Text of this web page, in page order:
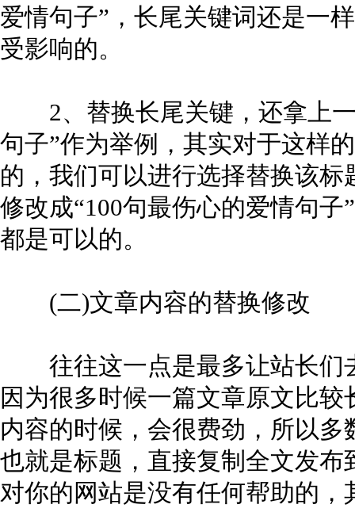
爱情句子”，长尾关键词还是一
受影响的。
2、替换长尾关键，还拿上一
句子”作为举例，其实对于这样
的，我们可以进行选择替换该
修改成“100句最伤心的爱情句子
都是可以的。
(二)文章内容的替换修改
往往这一点是最多让站长们
因为很多时候一篇文章原文比
内容的时候，会很费劲，所以
也就是标题，直接复制全文发
对你的网站是没有任何帮助的